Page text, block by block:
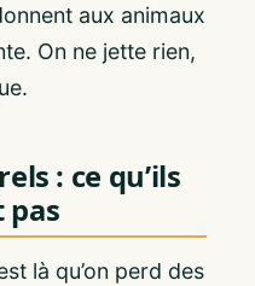
aux animaux
On ne jette rien,
: ce qu’ils
pas
là qu’on perd des